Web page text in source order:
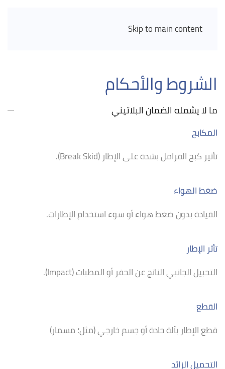
Skip to main content
الشروط والأحكام
ما لا يشمله الضمان البلاتيني
المكابح
تأثير كبح الفرامل بشدة على الإطار (Break Skid).
ضغط الهواء
القيادة بدون ضغط هواء أو سوء استخدام الإطارات.
تأثر الإطار
التحبيل الجانبي الناتج عن الحفر أو المطبات (Impact).
القطع
قطع الإطار بآلة حادة أو جسم خارجي (مثل؛ مسمار)
التحميل الزائد